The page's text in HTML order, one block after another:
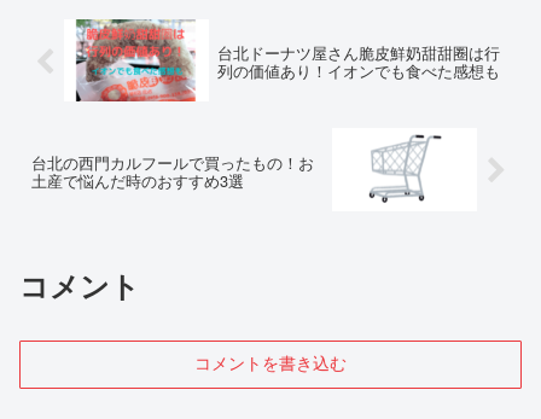
台北ドーナツ屋さん脆皮鮮奶甜甜圈は行
列の価値あり！イオンでも食べた感想も
台北の西門カルフールで買ったもの！お
土産で悩んだ時のおすすめ3選
コメント
コメントを書き込む